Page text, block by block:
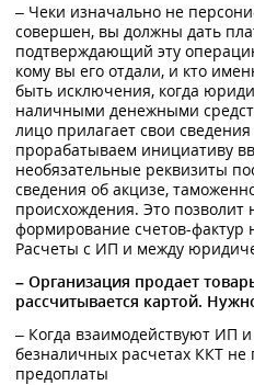
– Чеки изначально не
совершен, вы должны дать
подтверждающий эту
кому вы его отдали, и кто
быть исключения, когда
наличными денежными
лицо прилагает свои
прорабатываем инициативу
необязательные реквизиты
сведения об акцизе,
происхождения. Это позволит
формирование счетов-фактур
Расчеты с ИП и между
– Организация продает
рассчитывается картой.
– Когда взаимодействуют ИП
безналичных расчетах ККТ
предоплаты